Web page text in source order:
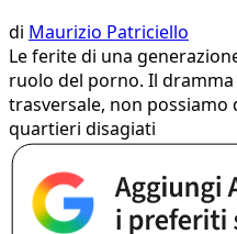
di Maurizio Patriciello
Le ferite di una
ruolo del porno. Il
trasversale, non possiamo
quartieri disagiati